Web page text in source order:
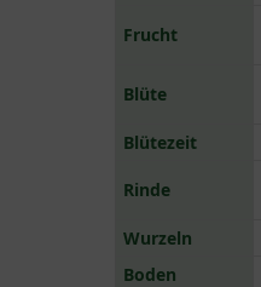
Frucht
Blüte
Blütezeit
Rinde
Wurzeln
Boden